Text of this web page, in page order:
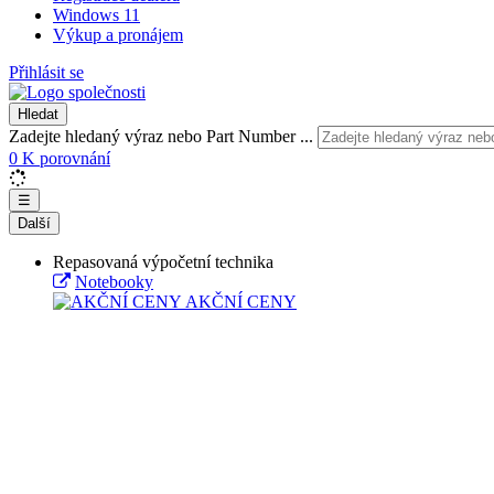
Windows 11
Výkup a pronájem
Přihlásit se
Hledat
Zadejte hledaný výraz nebo Part Number ...
0 K porovnání
☰
Další
Repasovaná výpočetní technika
Notebooky
AKČNÍ CENY